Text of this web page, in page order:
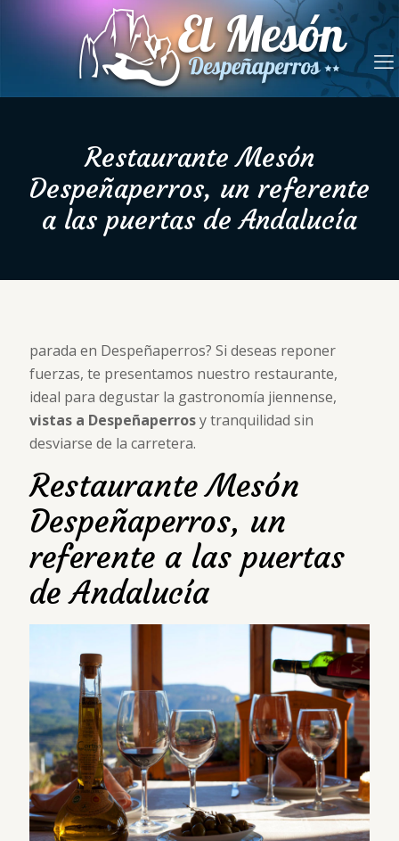
Restaurante Mesón
Despeñaperros, un referente
a las puertas de Andalucía
parada en Despeñaperros? Si deseas reponer
fuerzas, te presentamos nuestro restaurante,
ideal para degustar la gastronomía jiennense,
vistas a Despeñaperrosy tranquilidad sin
desviarse de la carretera.
Restaurante Mesón
Despeñaperros, un
referente a las puertas
de Andalucía